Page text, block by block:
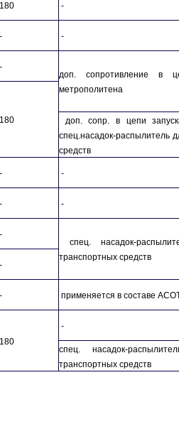
180 -
- -
-
доп. сопротивление в
метрополитена
180
доп. сопр. в цепи
спец.насадок-распылитель
средств
- -
- -
-
спец. насадок-
транспортных средств
-
- применяется в составе
180
-
спец. насадок-
транспортных средств